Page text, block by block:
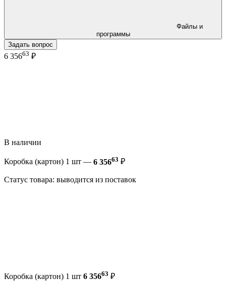
программы
Задать вопрос
6 35663 ₽
В наличии
Коробка (картон) 1 шт — 6 35663 ₽
Статус товара: выводится из поставок
Коробка (картон) 1 шт 6 35663 ₽